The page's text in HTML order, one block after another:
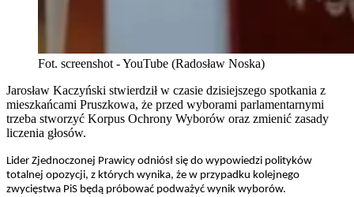
Fot. screenshot - YouTube (Radosław Noska)
Jarosław Kaczyński stwierdził w czasie dzisiejszego spotkania z
mieszkańcami Pruszkowa, że przed wyborami parlamentarnymi
trzeba stworzyć Korpus Ochrony Wyborów oraz zmienić zasady
liczenia głosów.
Lider Zjednoczonej Prawicy odniósł się do wypowiedzi polityków
totalnej opozycji, z których wynika, że w przypadku kolejnego
zwycięstwa PiS będą próbować podważyć wynik wyborów.